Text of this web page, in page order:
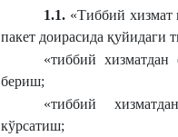
1.1. «Тиббий хизмат
пакет доирасида қуйидаги
«тиббий
бериш;
«тиббий
кўрсатиш;